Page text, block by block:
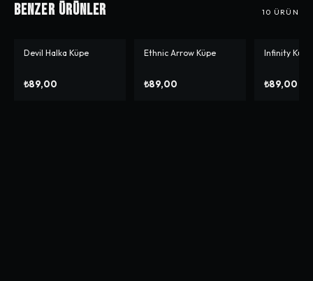
Benzer Ürünler 10 ÜRÜN
Devil Halka Küpe
₺89,00
Ethnic Arrow Küpe
₺89,00
Infinity Küpe
₺89,00